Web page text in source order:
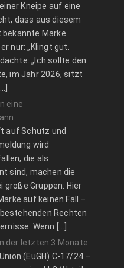
Kneipe auf eine
dass aus diesem
bekannte Marke
nur: „Klingt gut.
„Ich sollte den
im Jahr 2026, sitzt
eine
auf Schutz und
wird
die als
sind, machen die
große Gruppen: Hier
auf keinen Fall –
Rechten
Wenn […]
der letzten 3 Monate
(EuGH) C‑17/24 –